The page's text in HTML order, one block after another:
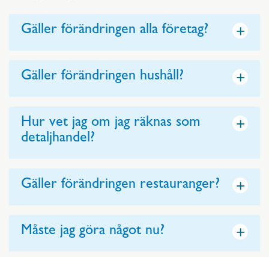
Gäller förändringen alla företag? +
Gäller förändringen hushåll? +
Hur vet jag om jag räknas som
detaljhandel?
+
Gäller förändringen restauranger? +
Måste jag göra något nu? +